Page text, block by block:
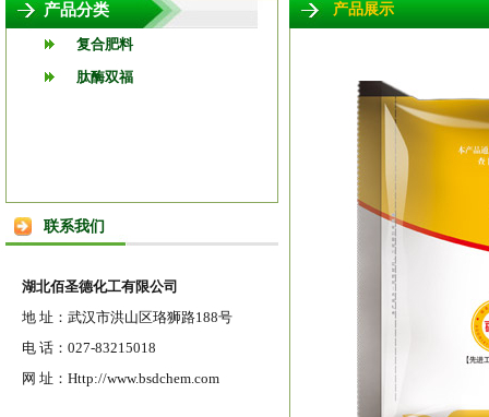
产品分类
复合肥料
肽酶双福
联系我们
湖北佰圣德化工有限公司
地 址：武汉市洪山区珞狮路188号
电 话：027-83215018
网 址：Http://www.bsdchem.com
产品展示